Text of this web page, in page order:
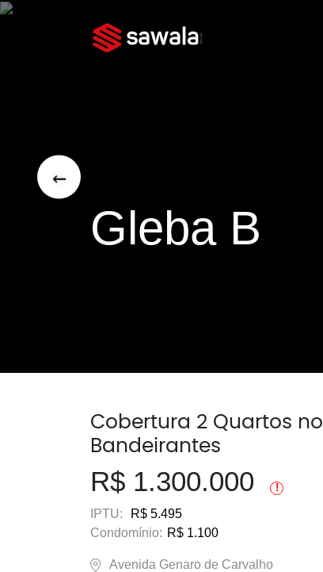
←
Gleba B
Cobertura 2 Quartos
Bandeirantes
R$ 1.300.000 !
IPTU:
R$ 5.495
Condomínio: R$ 1.100
Avenida Genaro de Carvalho